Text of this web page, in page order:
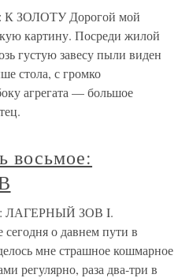
К ЗОЛОТУ Дорогой мой
картину. Посреди жилой
густую завесу пыли виден
стола, с громко
агрегата — большое
восьмое:
ЛАГЕРНЫЙ ЗОВ I.
сегодня о давнем пути в
мне страшное кошмарное
регулярно, раза два-три в